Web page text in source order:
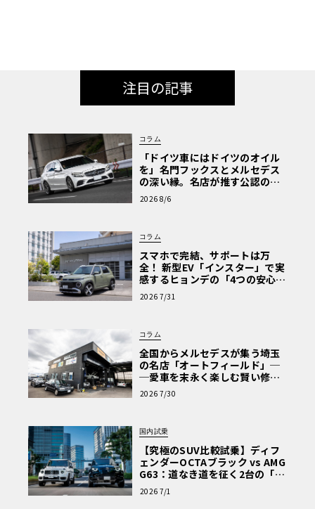
注目の記事
コラム
「ドイツ車にはドイツのオイル
を」名門フックスとメルセデス
の深い縁。名店が推す公認の安
心と、Cクラスで味わうシルキー
な走り〈PR〉
2026 8/6
コラム
スマホで完結、サポートは万
全！ 新型EV「インスター」で実
感するヒョンデの「4つの安心」
【第1回・ヒョンデ6つの疑問：
Why? Hyundai?】〈PR〉
2026 7/31
コラム
全国からメルセデスが集う埼玉
の名店「オートフィールド」─
─愛車を末永く楽しむ賢い修理
術と、プロがフックス製オイル
を選ぶ理由〈PR〉
2026 7/30
国内試乗
【究極のSUV比較試乗】ディフ
ェンダーOCTAブラック vs AMG
G63：道なき道を征く2台の「対
極的アプローチ」
2026 7/1